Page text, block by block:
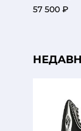
57 500 ₽